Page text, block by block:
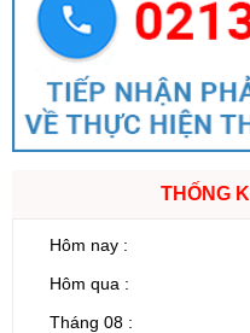
THỐNG
Hôm nay :
Hôm qua :
Tháng 08 :